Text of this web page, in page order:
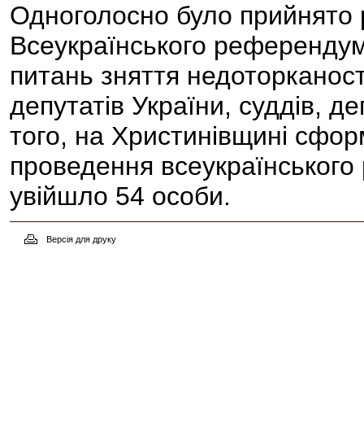
Одноголосно було прийнято
Всеукраїнського
питань зняття
депутатів України, суддів,
того, на Христинівщині
проведення
увійшло 54 особи.
Версія для друку